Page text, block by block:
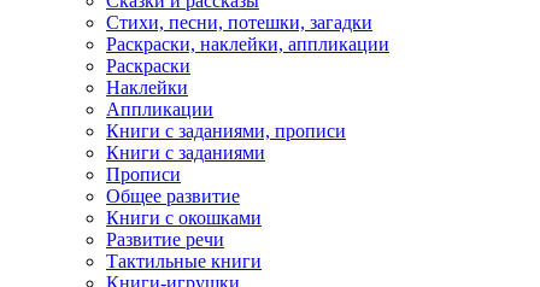
Стихи, песни, потешки, загадки
Раскраски, наклейки, аппликации
Раскраски
Наклейки
Аппликации
Книги с заданиями, прописи
Книги с заданиями
Прописи
Общее развитие
Книги с окошками
Развитие речи
Тактильные книги
Книги-игрушки